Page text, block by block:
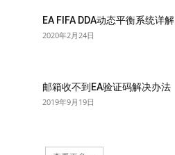
EA FIFA DDA动态平衡系统详解
2020年2月24日
邮箱收不到EA验证码解决办法
2019年9月19日